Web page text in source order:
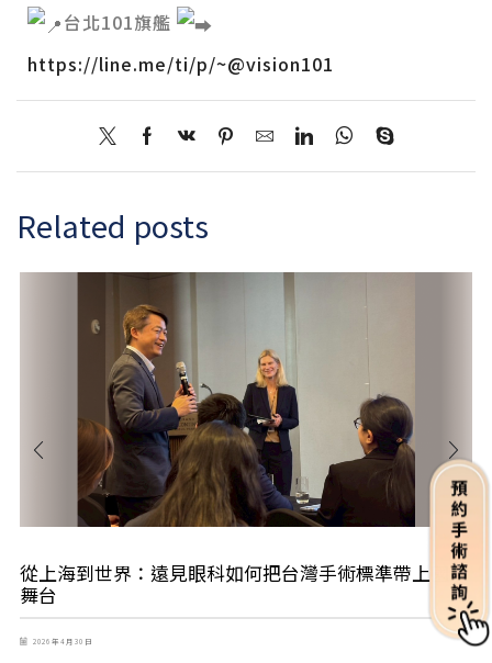
台北101旗艦
https://line.me/ti/p/~@vision101
Related posts
從上海到世界：遠見眼科如何把台灣手術標準帶上國際
舞台
2026 年 4 月 30 日